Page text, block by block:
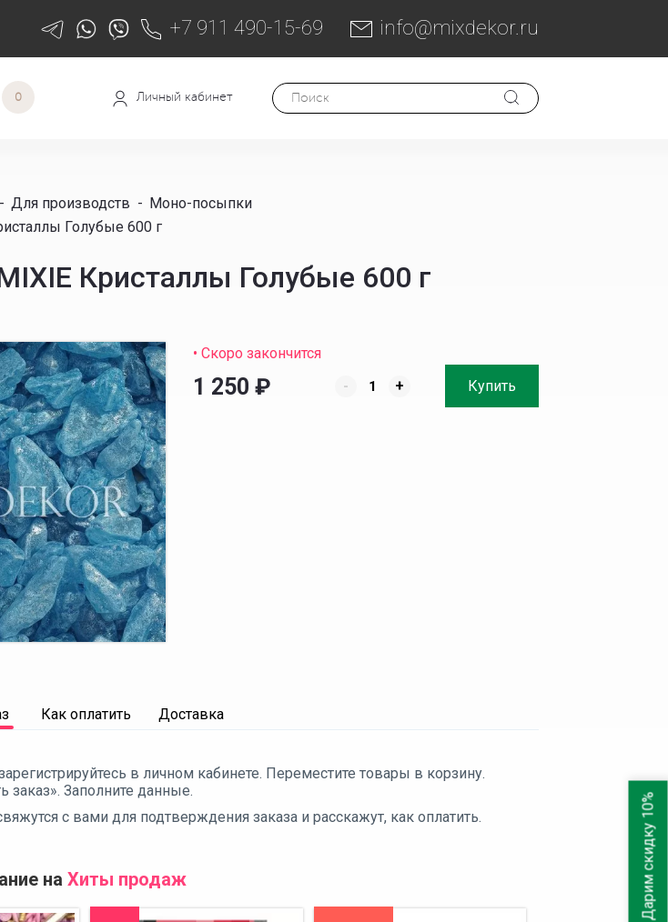
+7 911 490-15-69 info@mixdekor.ru
0 Личный кабинет
- Для производств - Моно-посыпки
Голубые 600 г
Кристаллы Голубые 600 г
• Скоро закончится
1 250 ₽ - + Купить
Как оплатить Доставка
в личном кабинете. Переместите товары в корзину.
Заполните данные.
с вами для подтверждения заказа и расскажут, как оплатить.
на Хиты продаж Дарим скидку 10%